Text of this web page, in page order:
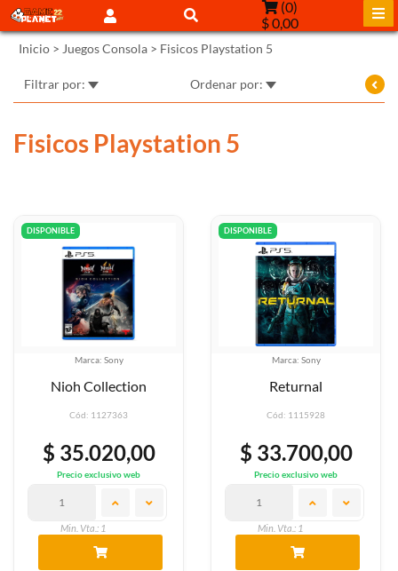
(0)
$ 0,00
Inicio > Juegos Consola > Fisicos Playstation 5
Filtrar por: Ordenar por:
Fisicos Playstation 5
DISPONIBLE
Marca: Sony
Nioh Collection
Cód: 1127363
$ 35.020,00
Precio exclusivo web
Min. Vta.: 1
DISPONIBLE
Marca: Sony
Returnal
Cód: 1115928
$ 33.700,00
Precio exclusivo web
Min. Vta.: 1